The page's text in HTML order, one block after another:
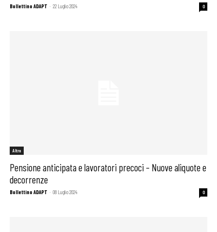
Bollettino ADAPT - 22 Luglio 2024 0
Altro
Pensione anticipata e lavoratori precoci – Nuove aliquote e
decorrenze
Bollettino ADAPT - 08 Luglio 2024 0